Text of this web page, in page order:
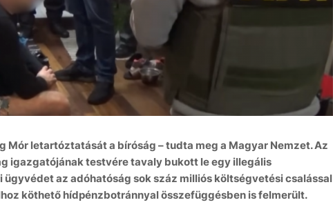
Mór letartóztatását a bíróság – tudta meg a Magyar Nemzet. Az
igazgatójának testvére tavaly bukott le egy illegális
az adóhatóság sok száz milliós költségvetési csalással
köthető hídpénzbotránnyal összefüggésben is felmerült.